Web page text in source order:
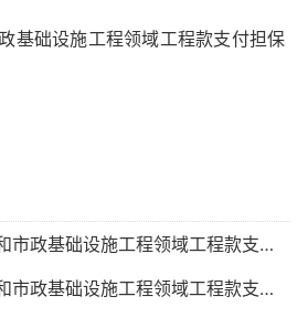
基础设施工程领域工程款支付担保
《湖北省房屋建筑和市政基础设施工程领域工程款支付担保管理实施办法》问答解读
《湖北省房屋建筑和市政基础设施工程领域工程款支付担保管理实施办法》政策解读
湖北省住建厅机关后勤服务中心